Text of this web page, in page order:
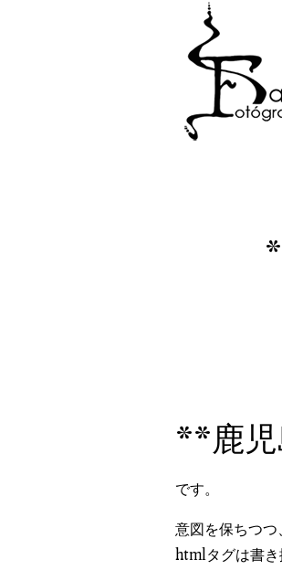
**鹿児
です。
意図を保ちつつ
htmlタグは書き